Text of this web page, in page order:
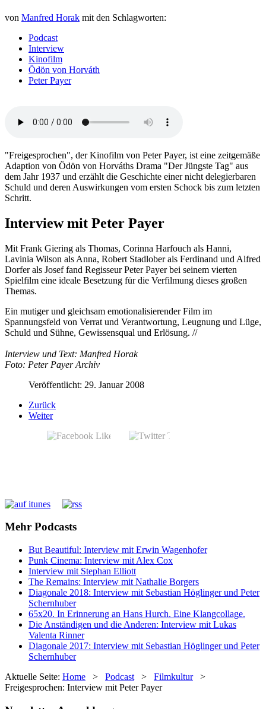
von Manfred Horak mit den Schlagworten:
Podcast
Interview
Kinofilm
Ödön von Horváth
Peter Payer
"Freigesprochen", der Kinofilm von Peter Payer, ist eine zeitgemäße
Adaption von Ödön von Horváths Drama "Der Jüngste Tag" aus
dem Jahr 1937 und erzählt die Geschichte einer nicht delegierbaren
Schuld und deren Auswirkungen vom ersten Schock bis zum letzten
Schritt.
Interview mit Peter Payer
Mit Frank Giering als Thomas, Corinna Harfouch als Hanni,
Lavinia Wilson als Anna, Robert Stadlober als Ferdinand und Alfred
Dorfer als Josef fand Regisseur Peter Payer bei seinem vierten
Spielfilm eine ideale Besetzung für die Verfilmung dieses großen
Themas.
Ein mutiger und gleichsam emotionalisierender Film im
Spannungsfeld von Verrat und Verantwortung, Leugnung und Lüge,
Schuld und Sühne, Gewissensqual und Erlösung. //
Interview und Text: Manfred Horak
Foto: Peter Payer Archiv
Veröffentlicht: 29. Januar 2008
Zurück
Weiter
Mehr Podcasts
But Beautiful: Interview mit Erwin Wagenhofer
Punk Cinema: Interview mit Alex Cox
Interview mit Stephan Elliott
The Remains: Interview mit Nathalie Borgers
Diagonale 2018: Interview mit Sebastian Höglinger und Peter
Schernhuber
65x20. In Erinnerung an Hans Hurch. Eine Klangcollage.
Die Anständigen und die Anderen: Interview mit Lukas
Valenta Rinner
Diagonale 2017: Interview mit Sebastian Höglinger und Peter
Schernhuber
Aktuelle Seite: Home > Podcast > Filmkultur
>
Freigesprochen: Interview mit Peter Payer